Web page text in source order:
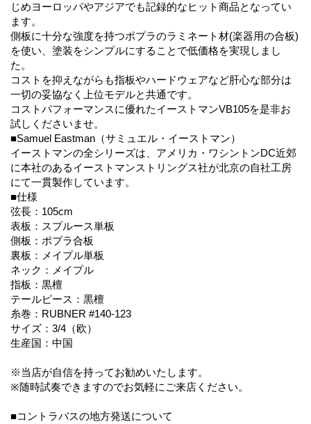
じめヨーロッパやアジアでも記録的なヒット商品となってい
ます。
側板に十分な強度を持つポプラのラミネート材(楽器用の合板)
を使い、塗装をシンプルにすることで低価格を実現しまし
た。
コストを抑えながらも指板やハードウェアなど肝心な部分は
一切の妥協なく上位モデルと共通です。
コストパフォーマンスに優れたイーストマンVB105を是非お
試しくださいませ。
■Samuel Eastman（サミュエル・イーストマン）
イーストマンの全シリーズは、アメリカ・ワシントンDC近郊
に本社のあるイーストマンストリングス社が北京の自社工房
にて一貫製作しています。
■仕様
弦長：105cm
表板：スプルース単板
側板：ポプラ合板
裏板：メイプル単板
ネック：メイプル
指板：黒檀
テールピース：黒檀
糸巻：RUBNER #140-123
サイズ：3/4（欧）
生産国：中国
※当店が自信を持ってお勧めいたします。
※随時試奏できますのでお気軽にご来店ください。
■コントラバスの地方発送について